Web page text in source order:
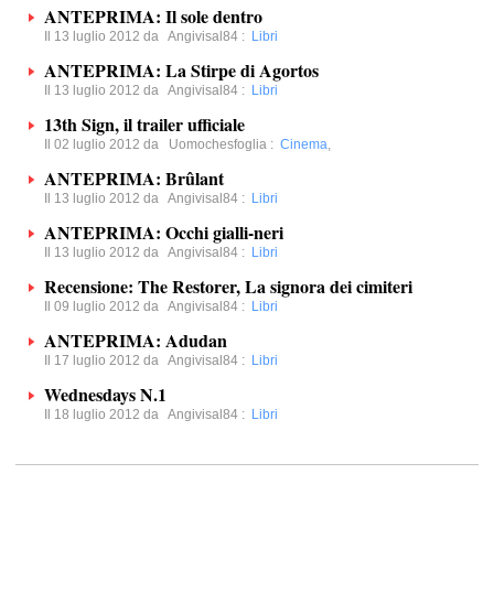
ANTEPRIMA: Il sole dentro
Il 13 luglio 2012 da Angivisal84 : Libri
ANTEPRIMA: La Stirpe di Agortos
Il 13 luglio 2012 da Angivisal84 : Libri
13th Sign, il trailer ufficiale
Il 02 luglio 2012 da Uomochesfoglia : Cinema,
ANTEPRIMA: Brûlant
Il 13 luglio 2012 da Angivisal84 : Libri
ANTEPRIMA: Occhi gialli-neri
Il 13 luglio 2012 da Angivisal84 : Libri
Recensione: The Restorer, La signora dei cimiteri
Il 09 luglio 2012 da Angivisal84 : Libri
ANTEPRIMA: Adudan
Il 17 luglio 2012 da Angivisal84 : Libri
Wednesdays N.1
Il 18 luglio 2012 da Angivisal84 : Libri